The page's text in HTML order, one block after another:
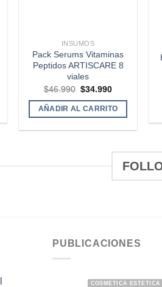
INSUMOS
Pack Serums Vitaminas
Peptidos ARTISCARE 8
viales
$46.990 El
original
era:
$34.990El
actual
es:
AÑADIR AL CARRITO
PUBLICACIONES
COSMETICA ESTETICA